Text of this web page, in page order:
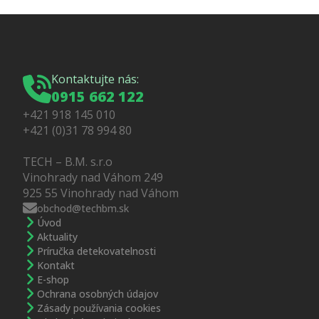
Kontaktujte nás:
0915 662 122
+421 918 145 010
+421 (0)31 78 994 80
TECH – B.M. s.r.o
Vinohrady nad Váhom 249
925 55 Vinohrady nad Váhom
obchod@techbm.sk
Úvod
Aktuality
Príručka detekovatelnosti
Kontakt
E-shop
Ochrana osobných údajov
Zásady používania cookies